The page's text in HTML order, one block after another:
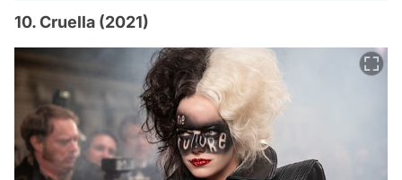
10. Cruella (2021)